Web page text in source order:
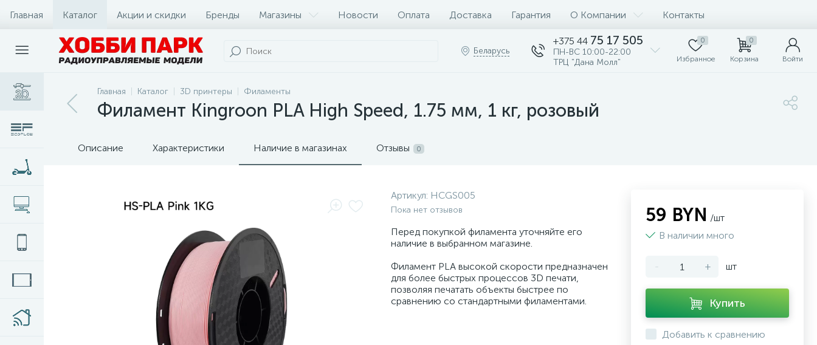
Главная Каталог Акции и скидки Бренды Магазины Новости Оплата Доставка Гарантия О Компании Контакты
Беларусь
+375 44 75 17 505
ПН-ВС 10:00-22:00
ТРЦ "Дана Молл"
0
Избранное
0
Корзина Войти
Главная Каталог 3D принтеры Филаменты
Филамент Kingroon PLA High Speed, 1.75 мм, 1 кг, розовый
Описание Характеристики Наличие в магазинах Отзывы 0
Артикул: HCGS005
Пока нет отзывов
Перед покупкой филамента уточняйте его
наличие в выбранном магазине.
Филамент PLA высокой скорости предназначен
для более быстрых процессов 3D печати,
позволяя печатать объекты быстрее по
сравнению со стандартными филаментами.
59 BYN /шт
В наличии много
- + шт
Купить
Добавить к сравнению